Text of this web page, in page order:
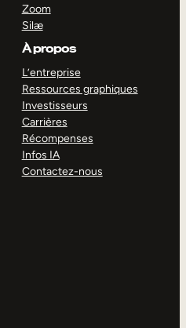
Zoom
Silæ
À propos
L’entreprise
Ressources graphiques
Investisseurs
Carrières
Récompenses
Infos IA
Contactez-nous